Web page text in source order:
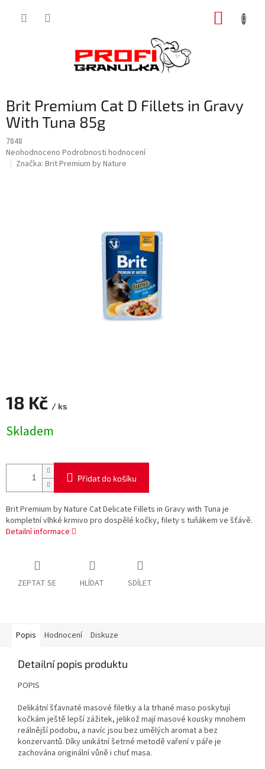
Brit Premium Cat D Fillets in Gravy
With Tuna 85g
7848
Průměrné
hodnocení
Neohodnoceno Podrobnosti hodnocení
Značka: Brit Premium by Nature
18 Kč / ks
cena:
Skladem
Přidat do košíku
Brit Premium by Nature Cat Delicate Fillets in Gravy with Tuna je
kompletní vlhké krmivo pro dospělé kočky, filety s tuňákem ve šťávě.
Detailní informace
ZEPTAT SE HLÍDAT SDÍLET
Popis Hodnocení Diskuze
Detailní popis produktu
POPIS
Delikátní šťavnaté masové filetky a la trhané maso poskytují
kočkám ještě lepší zážitek, jelikož mají masové kousky mnohem
reálnější podobu, a navíc jsou bez umělých aromat a bez
konzervantů. Díky unikátní šetrné metodě vaření v páře je
zachována originální vůně i chuť masa.